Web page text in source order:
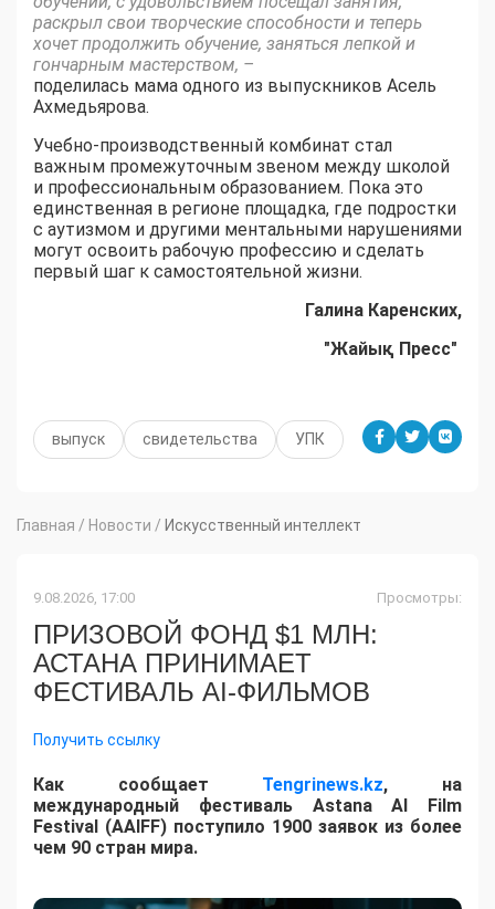
раскрыл свои творческие способности и теперь
хочет продолжить обучение, заняться лепкой и
гончарным мастерством, –
поделилась мама одного из выпускников Асель
Ахмедьярова.
Учебно-производственный комбинат стал
важным промежуточным звеном между школой
и профессиональным образованием. Пока это
единственная в регионе площадка, где подростки
с аутизмом и другими ментальными нарушениями
могут освоить рабочую профессию и сделать
первый шаг к самостоятельной жизни.
Галина Каренских,
"Жайық Пресс"
выпуск свидетельства УПК
Главная / Новости / Искусственный интеллект
9.08.2026, 17:00 Просмотры:
ПРИЗОВОЙ ФОНД $1 МЛН:
АСТАНА ПРИНИМАЕТ
ФЕСТИВАЛЬ AI-ФИЛЬМОВ
Получить ссылку
Как сообщает Tengrinews.kz, на
международный фестиваль Astana AI Film
Festival (AAIFF) поступило 1900 заявок из более
чем 90 стран мира.